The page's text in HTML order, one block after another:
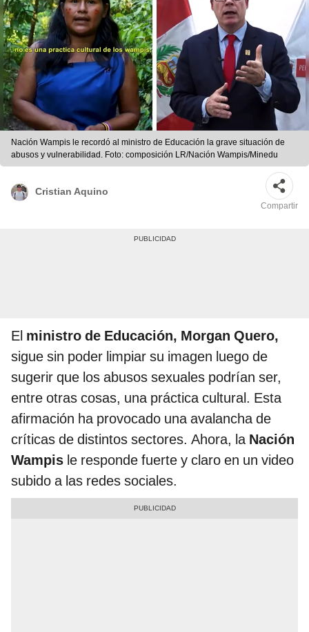
Nación Wampis le recordó al ministro de Educación la grave situación de
abusos y vulnerabilidad. Foto: composición LR/Nación Wampis/Minedu
Cristian Aquino
Compartir
El ministro de Educación, Morgan Quero,
sigue sin poder limpiar su imagen luego de
sugerir que los abusos sexuales podrían ser,
entre otras cosas, una práctica cultural. Esta
afirmación ha provocado una avalancha de
críticas de distintos sectores. Ahora, la Nación
Wampis le responde fuerte y claro en un video
subido a las redes sociales.